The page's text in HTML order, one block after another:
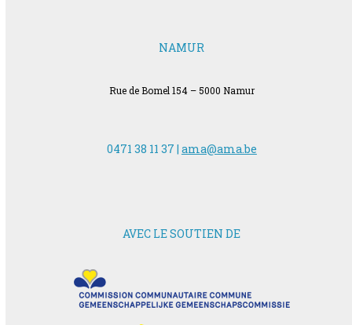
NAMUR
Rue de Bomel 154 – 5000 Namur
0471 38 11 37 | ama@ama.be
AVEC LE SOUTIEN DE